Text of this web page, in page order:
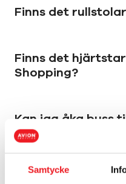
Samtycke
Finns det
Finns det
Shopping?
Kan jag åka buss
Är Avion